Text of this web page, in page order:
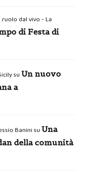
dal vivo - La
di Festa di
su Un nuovo
a
Banini su Una
della comunità